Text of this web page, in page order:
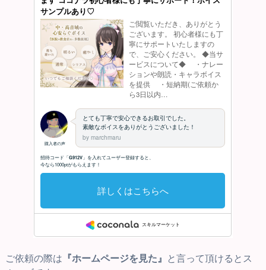
ご依頼の際は 『ホームページを見た』
と言って頂けるとス